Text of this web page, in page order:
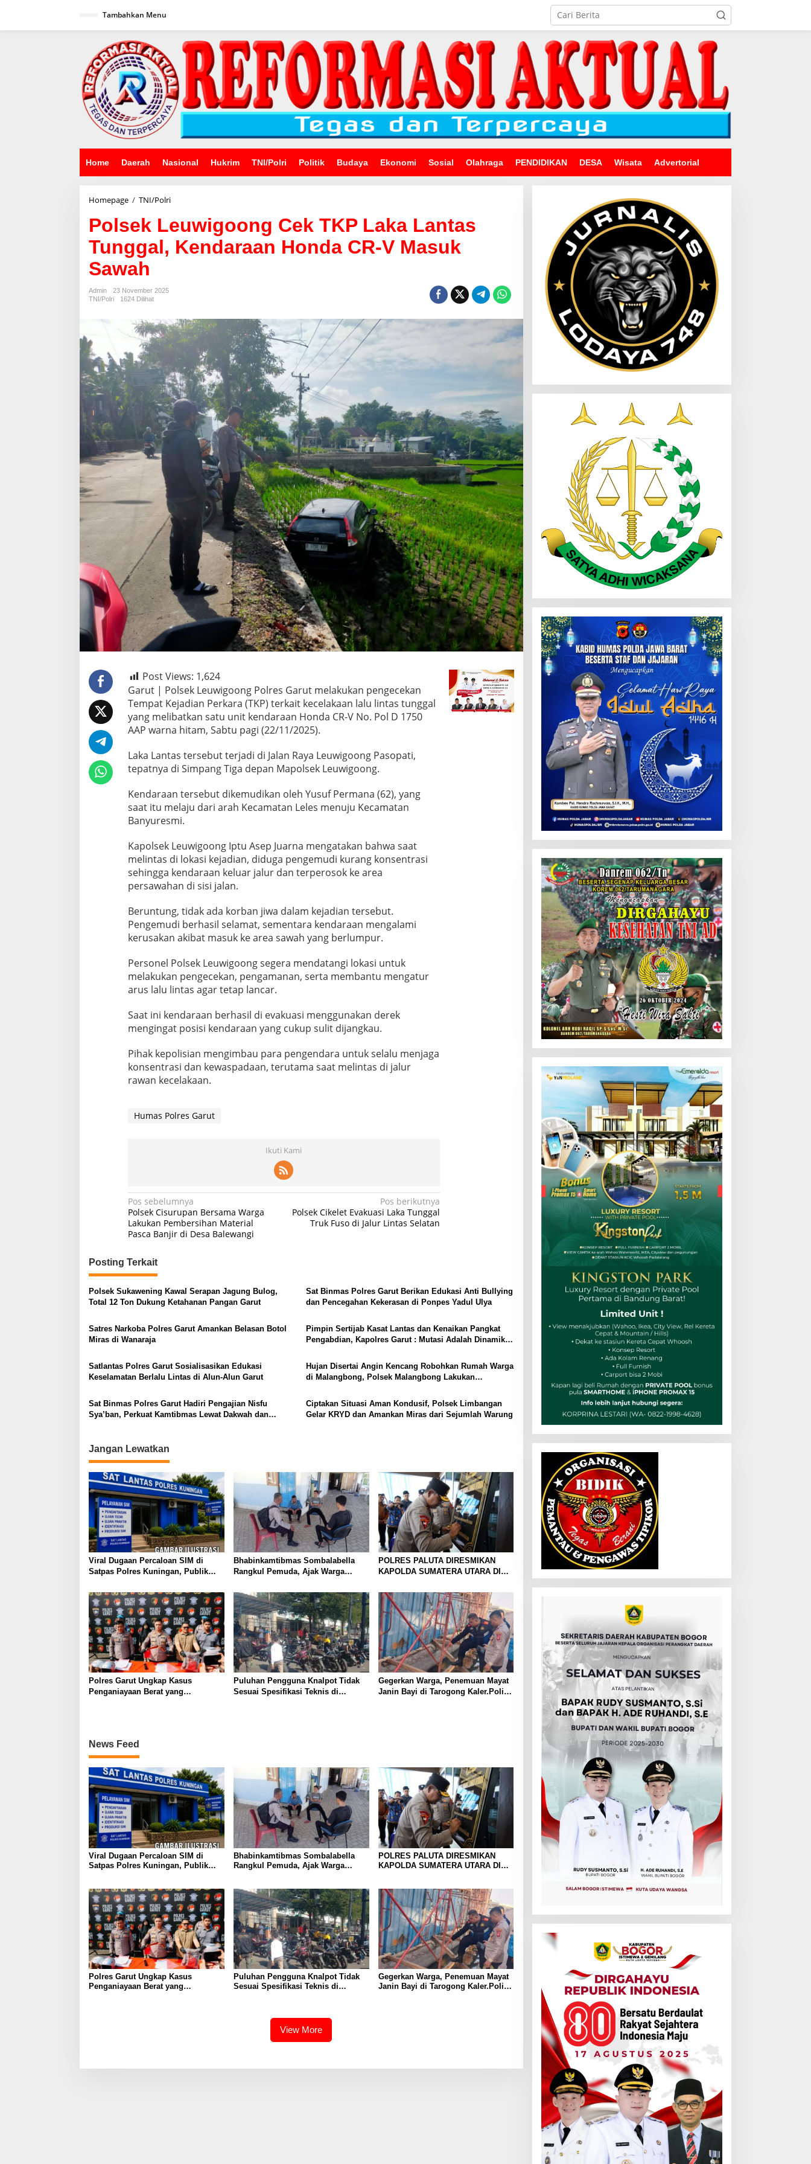
Tambahkan Menu
Home Daerah Nasional Hukrim TNI/Polri Politik Budaya Ekonomi Sosial Olahraga PENDIDIKAN DESA Wisata Advertorial
Homepage / TNI/PolriPolsek
Cek
TKP
Laka
Lantas
Masuk
Sawah
Polsek Leuwigoong Cek TKP Laka Lantas
Tunggal, Kendaraan Honda CR-V Masuk
Sawah
Admin
23 November 2025
TNI/Polri
1624 Dilihat
Post Views: 1,624
Garut | Polsek Leuwigoong Polres Garut melakukan pengecekan
Tempat Kejadian Perkara (TKP) terkait kecelakaan lalu lintas tunggal
yang melibatkan satu unit kendaraan Honda CR-V No. Pol D 1750
AAP warna hitam, Sabtu pagi (22/11/2025).
Laka Lantas tersebut terjadi di Jalan Raya Leuwigoong Pasopati,
tepatnya di Simpang Tiga depan Mapolsek Leuwigoong.
Kendaraan tersebut dikemudikan oleh Yusuf Permana (62), yang
saat itu melaju dari arah Kecamatan Leles menuju Kecamatan
Banyuresmi.
Kapolsek Leuwigoong Iptu Asep Juarna mengatakan bahwa saat
melintas di lokasi kejadian, diduga pengemudi kurang konsentrasi
sehingga kendaraan keluar jalur dan terperosok ke area
persawahan di sisi jalan.
Beruntung, tidak ada korban jiwa dalam kejadian tersebut.
Pengemudi berhasil selamat, sementara kendaraan mengalami
kerusakan akibat masuk ke area sawah yang berlumpur.
Personel Polsek Leuwigoong segera mendatangi lokasi untuk
melakukan pengecekan, pengamanan, serta membantu mengatur
arus lalu lintas agar tetap lancar.
Saat ini kendaraan berhasil di evakuasi menggunakan derek
mengingat posisi kendaraan yang cukup sulit dijangkau.
Pihak kepolisian mengimbau para pengendara untuk selalu menjaga
konsentrasi dan kewaspadaan, terutama saat melintas di jalur
rawan kecelakaan.
Humas Polres Garut
Ikuti Kami
Navigasi
pos
Pos sebelumnya
Polsek Cisurupan Bersama Warga
Lakukan Pembersihan Material
Pasca Banjir di Desa Balewangi
Pos berikutnya
Polsek Cikelet Evakuasi Laka Tunggal
Truk Fuso di Jalur Lintas Selatan
Posting Terkait
Polsek Sukawening Kawal Serapan Jagung Bulog,
Total 12 Ton Dukung Ketahanan Pangan Garut
Sat Binmas Polres Garut Berikan Edukasi Anti Bullying
dan Pencegahan Kekerasan di Ponpes Yadul Ulya
Satres Narkoba Polres Garut Amankan Belasan Botol
Miras di Wanaraja
Pimpin Sertijab Kasat Lantas dan Kenaikan Pangkat
Pengabdian, Kapolres Garut : Mutasi Adalah Dinamika
Satlantas Polres Garut Sosialisasikan Edukasi
Keselamatan Berlalu Lintas di Alun-Alun Garut
Hujan Disertai Angin Kencang Robohkan Rumah Warga
di Malangbong, Polsek Malangbong Lakukan
Sat Binmas Polres Garut Hadiri Pengajian Nisfu
Sya’ban, Perkuat Kamtibmas Lewat Dakwah dan
Ciptakan Situasi Aman Kondusif, Polsek Limbangan
Gelar KRYD dan Amankan Miras dari Sejumlah Warung
Jangan Lewatkan
Viral Dugaan Percaloan SIM di
Satpas Polres Kuningan, Publik
Penguatan Pengawasan
Bhabinkamtibmas Sombalabella
Rangkul Pemuda, Ajak Warga
Semarakkan HUT Ke-81 RI
POLRES PALUTA DIRESMIKAN
KAPOLDA SUMATERA UTARA DI
Polres Garut Ungkap Kasus
Penganiayaan Berat yang
Puluhan Pengguna Knalpot Tidak
Sesuai Spesifikasi Teknis di
Gegerkan Warga, Penemuan Mayat
Janin Bayi di Tarogong Kaler.Polisi
News Feed
Viral Dugaan Percaloan SIM di
Satpas Polres Kuningan, Publik
Bhabinkamtibmas Sombalabella
Rangkul Pemuda, Ajak Warga
POLRES PALUTA DIRESMIKAN
KAPOLDA SUMATERA UTARA DI
Polres Garut Ungkap Kasus
Penganiayaan Berat yang
Puluhan Pengguna Knalpot Tidak
Sesuai Spesifikasi Teknis di
Gegerkan Warga, Penemuan Mayat
Janin Bayi di Tarogong Kaler.Polisi
View More